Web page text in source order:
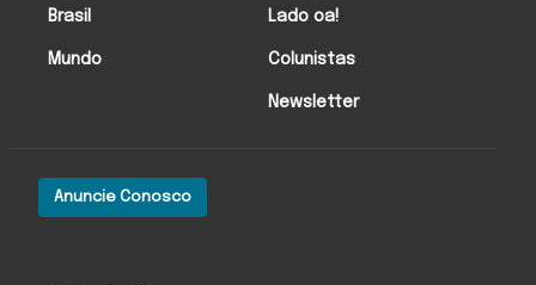
Anuncie Conosco
Brasil
Mundo
Lado oa!
Colunistas
Newsletter